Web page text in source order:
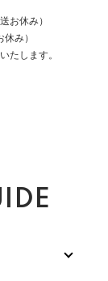
お休み）
み）
たします。